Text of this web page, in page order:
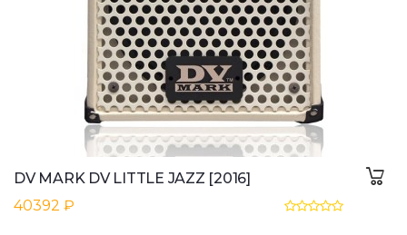
DV MARK DV LITTLE JAZZ [2016]
40392 ₽